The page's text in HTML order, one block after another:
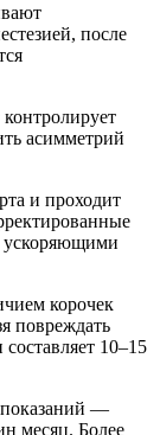
после
асимметрий
и проходит
ускоряющими
корочек
повреждать
10–15
показаний —
месяц. Более